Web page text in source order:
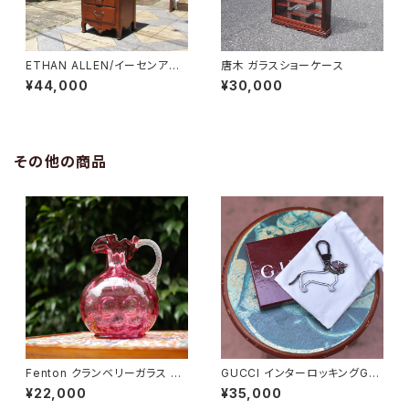
ETHAN ALLEN/イーセンアー
レン 7段トールチェスト
¥44,000
唐木 ガラスショーケース
¥30,000
その他の商品
Fenton クランベリーガラス ピ
ッチャー
¥22,000
GUCCI インターロッキングGド
ッグ キーホルダー
¥35,000